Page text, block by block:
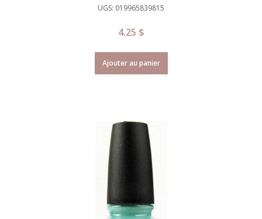
UGS: 019965839815
4.25 $
Ajouter au panier